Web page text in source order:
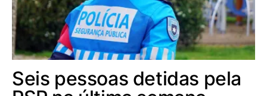
Seis pessoas detidas pela